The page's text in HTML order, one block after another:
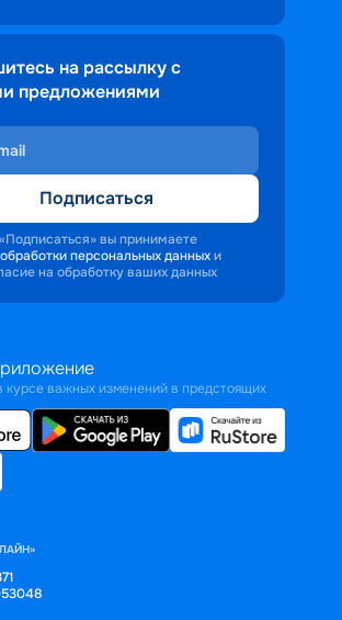
на рассылку с
предложениями
Подписаться
вы принимаете
персональных данных и
на обработку ваших данных
курсе важных изменений в предстоящих